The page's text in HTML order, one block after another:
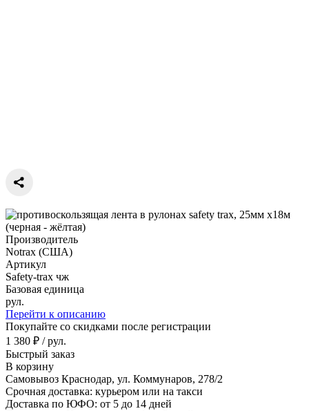
Производитель
Notrax (США)
Артикул
Safety-trax чж
Базовая единица
рул.
Перейти к описанию
Покупайте со скидками после регистрации
1 380 ₽ / рул.
Быстрый заказ
В корзину
Самовывоз Краснодар, ул. Коммунаров, 278/2
Срочная доставка: курьером или на такси
Доставка по ЮФО: от 5 до 14 дней